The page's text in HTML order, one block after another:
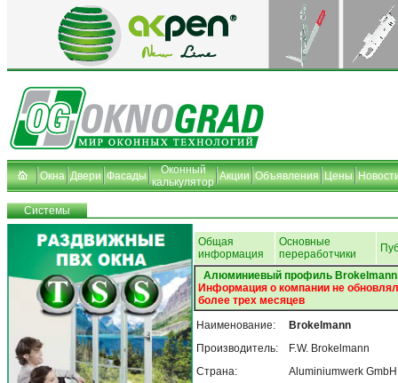
Окна Двери Фасады
Оконный
калькулятор Акции Объявления Цены
Системы
Общая
информация
Основные
переработчики
Алюминиевый профиль
Информация о компании не
более трех месяцев
Наименование:
Производитель:
Страна:
Brokelmann
F.W. Brokelmann
Aluminiumwerk